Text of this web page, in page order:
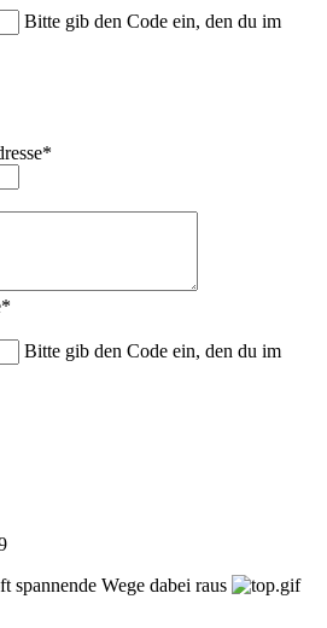
Bitte gib den Code ein, den du im
*
*
Bitte gib den Code ein, den du im
spannende Wege dabei raus